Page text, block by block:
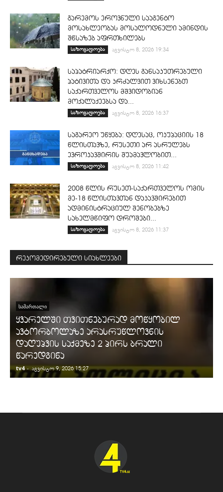
გარემოს ეროვნული სააგენტო
მოსახლეობას მოსალოდნელი ამინდის
შწსაზებ აფრთხილებს
საზოგადოება აგვისტო 8, 2026 19:34
საპატრიარქო: დღეს განსაკუთრებული
პატივითა და კრძალვით ვიხსენებთ
საქართველოს მშვიდობიან
მოქალაქეებსა და...
საზოგადოება აგვისტო 8, 2026 16:37
საგარეო უწყება: დღესაც, ოკუპაციის 18
წლისთავზე, რუსეთი არ ასრულებს
ევროკავშირის შუამავლობით...
საზოგადოება აგვისტო 8, 2026 11:42
2008 წლის რუსეთ-საქართველოს ომის
მე-18 წლისთავთან დაკავშირებით
ადმინისტრაციულ შენობებზე
სახელმწიფო დროშები...
საზოგადოება აგვისტო 8, 2026 11:37
რეკომედირებული სიახლეები
ᲡᲐᲛᲐᲠᲗᲐᲚᲘ
ყვარელში თვითნებურად მოწყობილ
ავტორბოლაზე არასრუწლოვნის
დაღუპვის საქმეზე 2 პირს ბრალი
წარედგინა
tv4 - აგვისტო 9, 2026 15:27